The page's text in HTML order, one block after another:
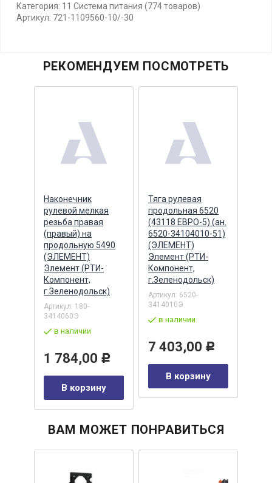
Категория: 11 Система питания (774 товаров)
Артикул: 721-1109560-10/-30
РЕКОМЕНДУЕМ ПОСМОТРЕТЬ
Наконечник
рулевой мелкая
резьба правая
(правый) на
продольную 5490
(ЭЛЕМЕНТ)
Элемент (РТИ-
Компонент,
г.Зеленодольск)
Артикул: 180-
3414060Э
в наличии
1 784,00 Р
В корзину
Тяга рулевая
продольная 6520
(43118 ЕВРО-5) (ан.
6520-34104010-51)
(ЭЛЕМЕНТ)
Элемент (РТИ-
Компонент,
г.Зеленодольск)
Артикул: 6520-
3414010Э
в наличии
7 403,00 Р
В корзину
ВАМ МОЖЕТ ПОНРАВИТЬСЯ